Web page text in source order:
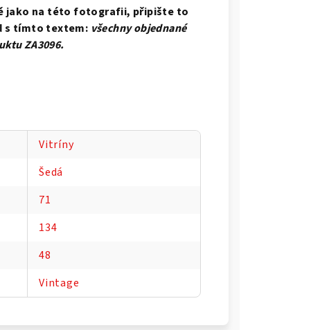
jako na této fotografii, připište to
s tímto textem: všechny objednané
ZA3096.
Vitríny
Šedá
71
134
48
Vintage